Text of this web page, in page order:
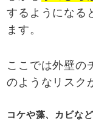
するようになる
ます。
ここでは外壁の
のようなリスク
コケや藻、カビな